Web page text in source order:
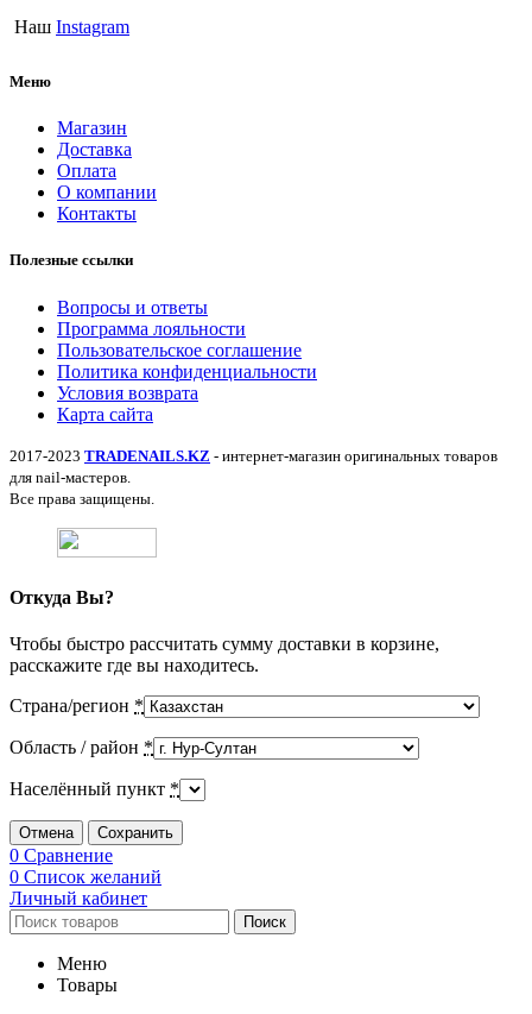
Наш Instagram
Меню
Магазин
Доставка
Оплата
О компании
Контакты
Полезные ссылки
Вопросы и ответы
Программа лояльности
Пользовательское соглашение
Политика конфиденциальности
Условия возврата
Карта сайта
2017-2023 TRADENAILS.KZ - интернет-магазин оригинальных товаров
для nail-мастеров.
Все права защищены.
Откуда Вы?
Чтобы быстро рассчитать сумму доставки в корзине,
расскажите где вы находитесь.
Страна/регион *
Область / район *
Населённый пункт *
Отмена Сохранить
0 Сравнение
0 Список желаний
Личный кабинет
Поиск
Меню
Товары